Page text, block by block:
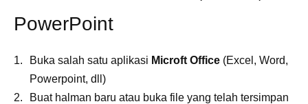
PowerPoint
Buka salah satu aplikasi Microft Office (Excel, Word,
Powerpoint, dll)
Buat halman baru atau buka file yang telah tersimpan